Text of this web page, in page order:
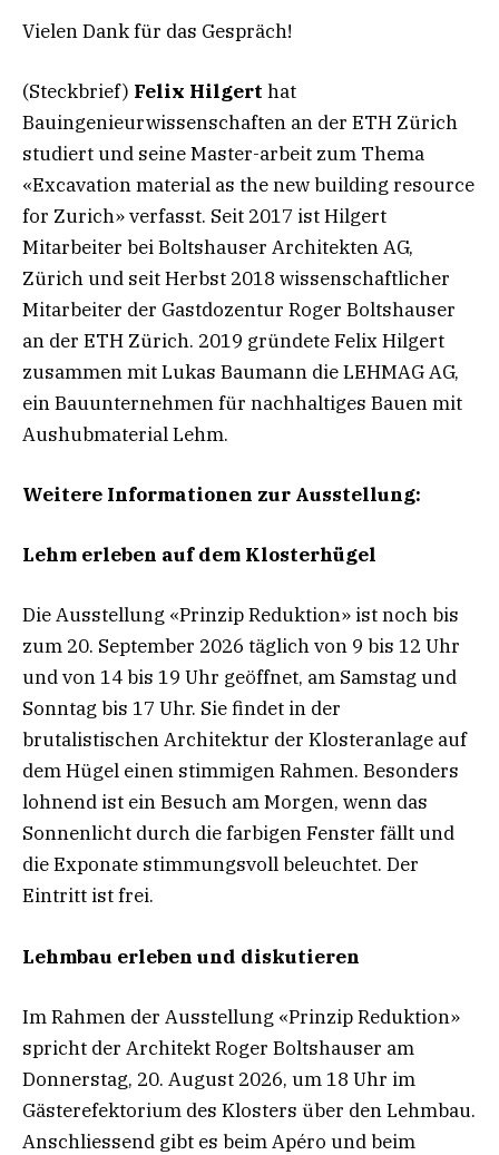
Vielen Dank für das Gespräch!
(Steckbrief) Felix Hilgert hat
Bauingenieurwissenschaften an der ETH Zürich
studiert und seine Master-arbeit zum Thema
«Excavation material as the new building resource
for Zurich» verfasst. Seit 2017 ist Hilgert
Mitarbeiter bei Boltshauser Architekten AG,
Zürich und seit Herbst 2018 wissenschaftlicher
Mitarbeiter der Gastdozentur Roger Boltshauser
an der ETH Zürich. 2019 gründete Felix Hilgert
zusammen mit Lukas Baumann die LEHMAG AG,
ein Bauunternehmen für nachhaltiges Bauen mit
Aushubmaterial Lehm.
Weitere Informationen zur Ausstellung:
Lehm erleben auf dem Klosterhügel
Die Ausstellung «Prinzip Reduktion» ist noch bis
zum 20. September 2026 täglich von 9 bis 12 Uhr
und von 14 bis 19 Uhr geöffnet, am Samstag und
Sonntag bis 17 Uhr. Sie findet in der
brutalistischen Architektur der Klosteranlage auf
dem Hügel einen stimmigen Rahmen. Besonders
lohnend ist ein Besuch am Morgen, wenn das
Sonnenlicht durch die farbigen Fenster fällt und
die Exponate stimmungsvoll beleuchtet. Der
Eintritt ist frei.
Lehmbau erleben und diskutieren
Im Rahmen der Ausstellung «Prinzip Reduktion»
spricht der Architekt Roger Boltshauser am
Donnerstag, 20. August 2026, um 18 Uhr im
Gästerefektorium des Klosters über den Lehmbau.
Anschliessend gibt es beim Apéro und beim